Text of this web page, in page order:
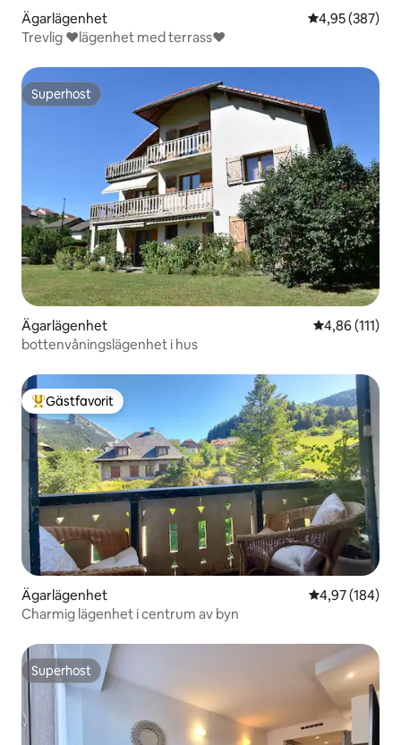
Ägarlägenhet 4,95 av 5 i
4,95 (387)
Trevlig ♥️lägenhet med terrass♥️
Superhost
Superhost
Ägarlägenhet 4,86 av 5 i
4,86 (111)
bottenvåningslägenhet i hus
Populär gästfavorit
Gästfavorit
Ägarlägenhet 4,97 av 5 i
4,97 (184)
Charmig lägenhet i centrum av byn
Superhost
Superhost